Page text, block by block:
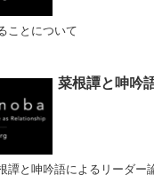
ことについて
菜根譚と呻吟
譚と呻吟語によるリーダー